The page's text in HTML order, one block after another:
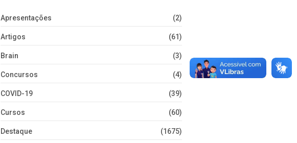
Apresentações (2)
Artigos (61)
Brain (3)
Concursos (4)
COVID-19 (39)
Cursos (60)
Destaque (1675)